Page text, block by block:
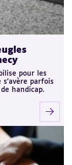
pour les
s'avère parfois
handicap.